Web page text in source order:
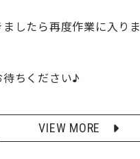
したら再度作業に入り
待ちください♪
VIEW MORE